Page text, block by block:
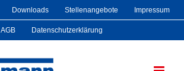
Downloads Stellenangebote Impressum
AGB Datenschutzerklärung